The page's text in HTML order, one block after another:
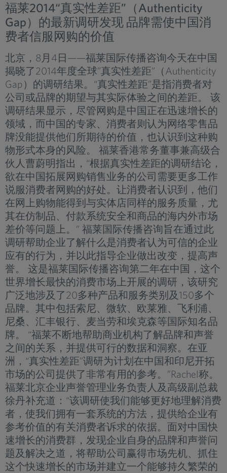
福莱2014“真实性差距”（Authenticity
Gap）的最新调研发现 品牌需使中国消
费者信服网购的价值
北京，8月4日——福莱国际传播咨询今天在中国
揭晓了2014年度全球”真实性差距”（Authenticity
Gap）的调研结果。“真实性差距”是指消费者对
公司或品牌的期望与其实际体验之间的差距。 该
调研结果显示，尽管网购是中国正在迅速增长的
领域，而中国的专家、消费者则认为网络零售品
牌没能提供他们所期待的价值，也认识到这种购
物形式本身的风险。 福莱香港常务董事兼高级合
伙人曹蔚明指出，“根据真实性差距的调研结论，
欲在中国拓展网购销售业务的公司需要更多工作
说服消费者网购的好处。让消费者认识到，他们
在网上购物能得到与实体店同样的服务质量，尤
其在仿制品、付款系统安全和商品的海内外市场
差价等问题上。” 福莱国际传播咨询旨在通过此
调研帮助企业了解什么是消费者认为可信的企业
应有的行为，并以此指导企业做出改变，提高声
誉。 这是福莱国际传播咨询第二年在中国，这个
世界增长最快的消费市场上开展的调研，该研究
广泛地涉及了20多种产品和服务类别及150多个
品牌。其中包括索尼、微软、欧莱雅、飞利浦、
尼桑、汇丰银行、麦当劳和埃克森等国际知名品
牌。 “福莱不断地帮助商业机构了解品牌和声誉
之间的关系，并提供可行的数据和洞察。在亚
洲，“真实性差距”调研为计划在中国和印尼开拓
市场的公司提供了非常有用的参考。”Rachel称。
福莱北京企业声誉管理业务负责人及高级副总裁
徐丹补充道：“该调研使我们能够更好地理解消费
者，使我们拥有一套系统的方法，提供给企业有
参考价值的有关消费者诉求的依据。面对中国快
速增长的消费群，发现企业自身的品牌和声誉问
题及解决之道，将帮助公司赢得市场先机、抓住
这个快速增长的市场并建立一个能够持久繁荣的